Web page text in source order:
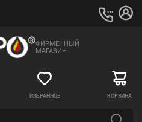
ФИРМЕННЫЙ
МАГАЗИН
ИЗБРАННОЕ КОРЗИНА